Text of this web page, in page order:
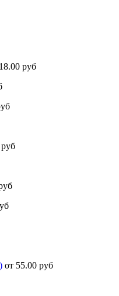
руб
от 55.00 руб